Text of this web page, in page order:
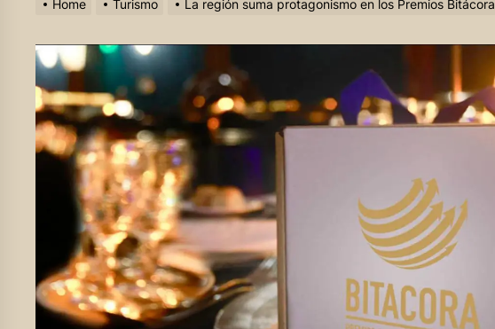
Home Turismo La región suma protagonismo en los Premios Bitácora